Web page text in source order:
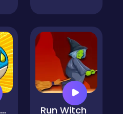
Angry Monsters Run Witch